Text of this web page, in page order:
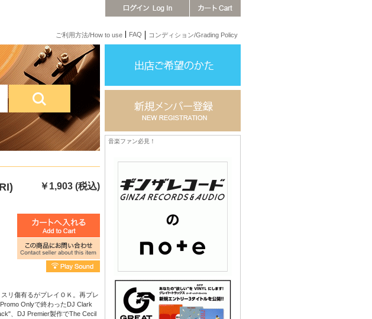
ご利用方法/How to use FAQ コンディション/Grading Policy
￥1,903 (税込)
リ傷有るがプレイＯＫ。再プレ
Onlyで終わったDJ Clark
、DJ Premier製作でThe Cecil
音楽ファン必見！